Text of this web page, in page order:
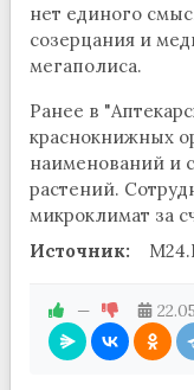
нет единого
созерцания и
мегаполиса.
Ранее в
краснокнижных
наименований и
растений.
микроклимат за
Источник:
—